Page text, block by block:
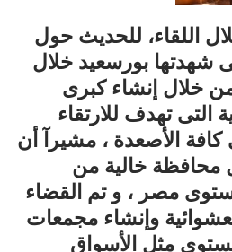
اللقاء، للحديث حول
شهدتها بورسعيد خلال
من خلال إنشاء كبرى
التى تهدف للارتقاء
الأصعدة ، مشيرآ أن
محافظة خالية من
مصر ، و تم القضاء
وإنشاء مجمعات
مثل الأسواق